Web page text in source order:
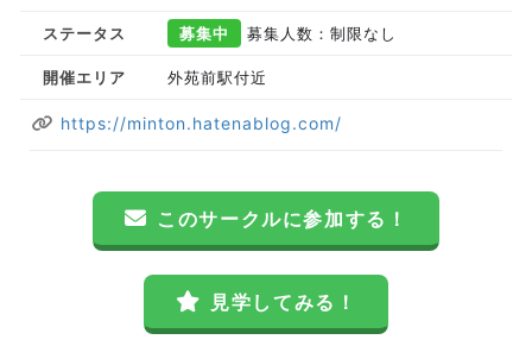
ステータス 募集中 募集人数：制限なし
開催エリア 外苑前駅付近
https://minton.hatenablog.com/
このサークルに参加する！
見学してみる！